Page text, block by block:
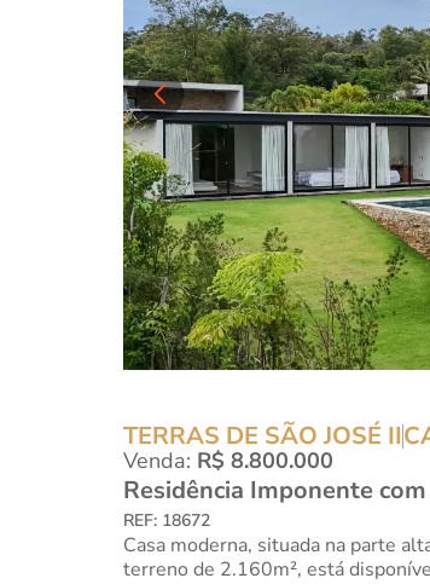
TERRAS DE SÃO JOSÉ II
Venda: R$ 8.800.000
Residência Imponente
REF: 18672
Casa moderna, situada na parte
terreno de 2.160m², está